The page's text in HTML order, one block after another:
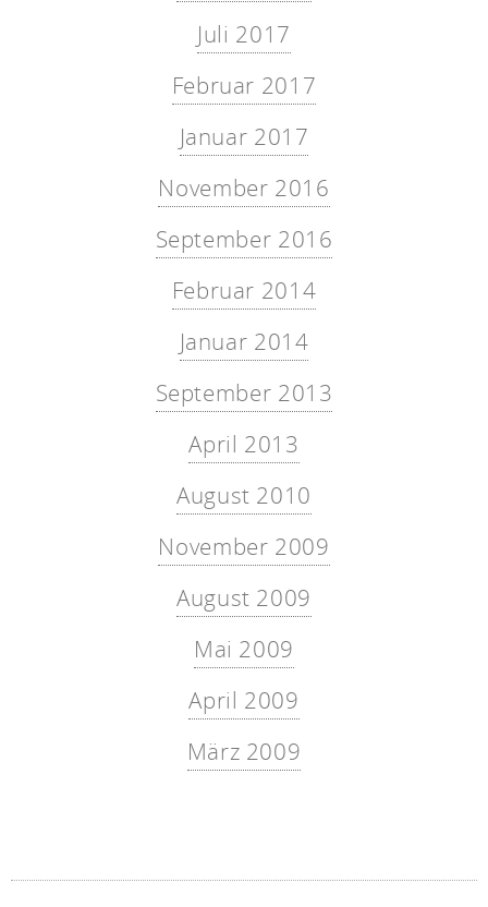
Juli 2017
Februar 2017
Januar 2017
November 2016
September 2016
Februar 2014
Januar 2014
September 2013
April 2013
August 2010
November 2009
August 2009
Mai 2009
April 2009
März 2009